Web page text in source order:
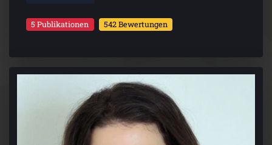
5 Publikationen 542 Bewertungen